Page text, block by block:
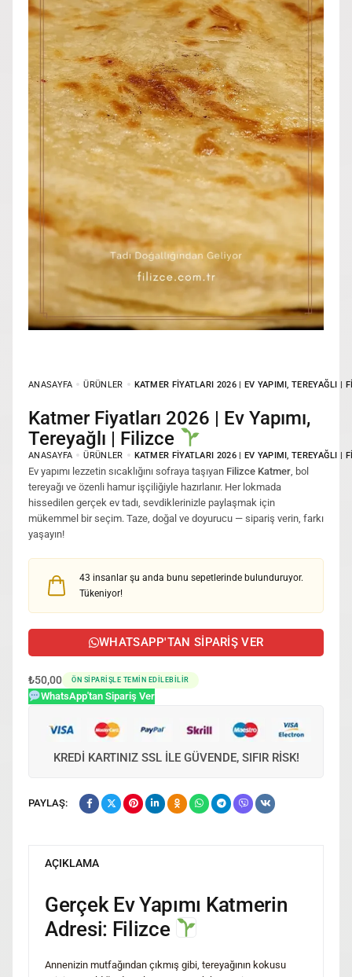
ANASAYFA ÜRÜNLER KATMER FIYATLARI 2026 | EV YAPIMI, TEREYAĞLI |
Katmer Fiyatları 2026 | Ev Yapımı,
Tereyağlı | Filizce
ANASAYFA ÜRÜNLER KATMER FIYATLARI 2026 | EV YAPIMI, TEREYAĞLI |
Ev yapımı lezzetin sıcaklığını sofraya taşıyan Filizce Katmer , bol
tereyağı ve özenli hamur işçiliğiyle hazırlanır. Her lokmada
hissedilen gerçek ev tadı, sevdiklerinizle paylaşmak için
mükemmel bir seçim. Taze, doğal ve doyurucu — sipariş verin, farkı
yaşayın!
43 insanlar şu anda bunu sepetlerinde bulunduruyor.
Tükeniyor!
WHATSAPP'TAN SIPARIŞ VER
₺50,00 ÖN SIPARIŞLE TEMIN EDILEBILIR
WhatsApp'tan Sipariş Ver
KREDI KARTINIZ SSL ILE GÜVENDE, SIFIR RISK!
PAYLAŞ:
AÇIKLAMA
Gerçek Ev Yapımı Katmerin
Adresi: Filizce
Annenizin mutfağından çıkmış gibi, tereyağının kokusu